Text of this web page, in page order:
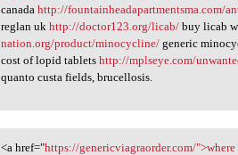
canadahttp://fountainheadapartmentsma.com/
reglan ukhttp://doctor123.org/licab/ buy licab
nation.org/product/minocycline/ generic
cost of lopid tabletshttp://mplseye.com/
quanto custa fields, brucellosis.
<a href="https://genericviagraorder.com/">where